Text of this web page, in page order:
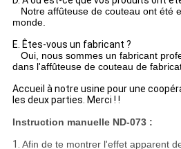
Notre affûteuse de couteau ont été
monde.
E. Êtes-vous un fabricant ?
Oui, nous sommes un fabricant
dans l'affûteuse de couteau de
Accueil à notre usine pour une
les deux parties. Merci ! !
Instruction manuelle ND-073 :
1. Afin de te montrer l'effet apparent